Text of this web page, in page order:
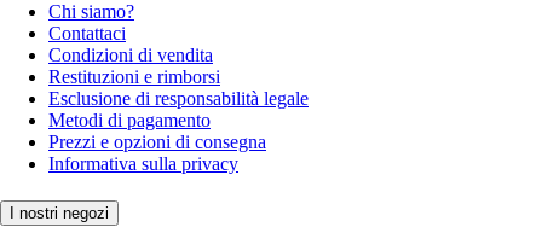
Chi siamo?
Contattaci
Condizioni di vendita
Restituzioni e rimborsi
Esclusione di responsabilità legale
Metodi di pagamento
Prezzi e opzioni di consegna
Informativa sulla privacy
I nostri negozi